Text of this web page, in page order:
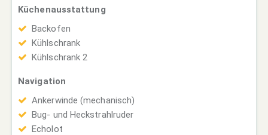
Küchenausstattung
Backofen
Kühlschrank
Kühlschrank 2
Navigation
Ankerwinde (mechanisch)
Bug- und Heckstrahlruder
Echolot